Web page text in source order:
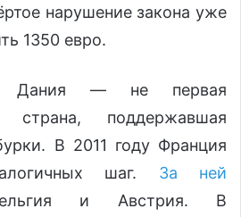
нарушение закона уже
1350 евро.
Дания — не первая
страна, поддержавшая
В 2011 году Франция
шаг. За ней
и Австрия. В